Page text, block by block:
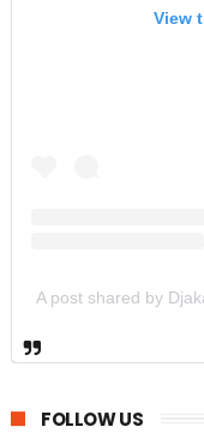
View
A post shared by
FOLLOW US